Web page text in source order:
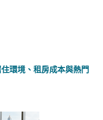
環境、租房成本與熱門